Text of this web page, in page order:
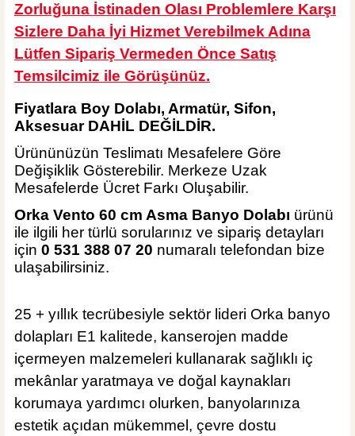
%40
10.000,08 TL
Sepete Ekle
KARGO BEDAVA
Hansgrohe
Hansgrohe Krom S Tipi Lavabo Sifonu
2.714,40 TL %40
Sepete Ekle
ÜRÜN TÜKENDİ
Tema Banyo
Tema Pop-Up Krom Sifon Otomatiği
Zorluğuna İstinaden Olası Problemlere Karşı
Sizlere Daha İyi Hizmet Verebilmek Adına
Lütfen Sipariş Vermeden Önce Satış
Temsilcimiz ile Görüşünüz.
Fiyatlara Boy Dolabı, Armatür, Sifon,
Aksesuar DAHİL DEĞİLDİR.
Ürününüzün Teslimatı Mesafelere Göre
Değişiklik Gösterebilir. Merkeze Uzak
Mesafelerde Ücret Farkı Oluşabilir.
Orka Vento 60 cm Asma Banyo Dolabı ürünü
ile ilgili her türlü sorularınız ve sipariş detayları
için 0 531 388 07 20 numaralı telefondan bize
ulaşabilirsiniz.
25 + yıllık tecrübesiyle sektör lideri Orka banyo
dolapları E1 kalitede, kanserojen madde
içermeyen malzemeleri kullanarak sağlıklı iç
mekânlar yaratmaya ve doğal kaynakları
korumaya yardımcı olurken, banyolarınıza
estetik açıdan mükemmel, çevre dostu